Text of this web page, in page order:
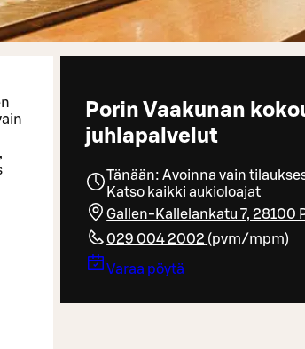
Porin Vaakunan
juhlapalvelut
Tänään: Avoinna vain
Katso kaikki aukioloajat
Gallen-Kallelankatu 7, 28100
029 004 2002 (pvm/mpm)
Varaa pöytä